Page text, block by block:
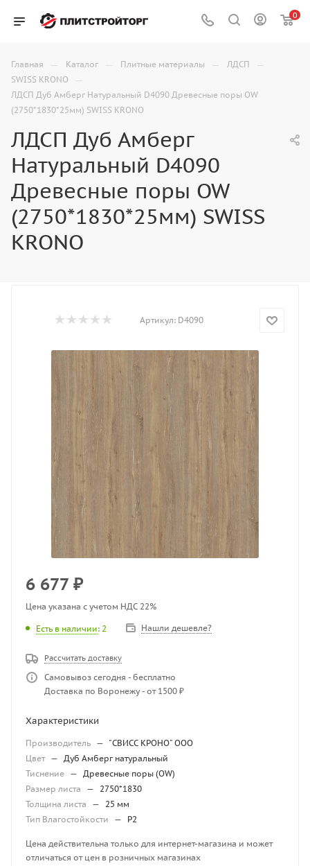
0
Главная — Каталог — Плитные материалы — ЛДСП —
SWISS KRONO —
ЛДСП Дуб Амберг Натуральный D4090 Древесные поры OW
(2750*1830*25мм) SWISS KRONO
ЛДСП Дуб Амберг
Натуральный D4090
Древесные поры OW
(2750*1830*25мм) SWISS
KRONO
Артикул: D4090
6 677 ₽
Цена указана с учетом НДС 22%
Есть в наличии: 2 Нашли дешевле?
Рассчитать доставку
Самовывоз сегодня - бесплатно
Доставка по Воронежу - от 1500 ₽
Характеристики
Производитель — "СВИСС КРОНО" ООО
Цвет — Дуб Амберг натуральный
Тиснение — Древесные поры (OW)
Размер листа
— 2750*1830
Толщина листа
— 25 мм
Тип Влагостойкости
— P2
Цена действительна только для интернет-магазина и может
отличаться от цен в розничных магазинах